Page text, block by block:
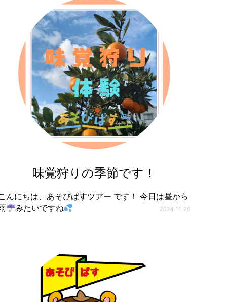
味覚狩りの季節です！
んにちは、あそびばすツアー です！ 今日は昼から
みたいですね 2024.11.26